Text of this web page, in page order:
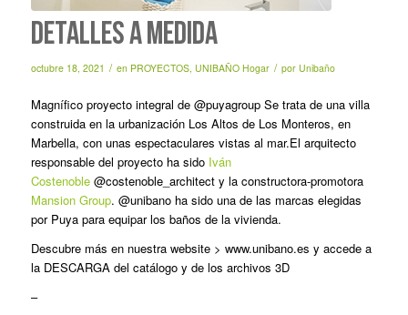
DETALLES A MEDIDA
octubre 18, 2021 / en PROYECTOS, UNIBAÑO Hogar / por Unibaño
Magnífico proyecto integral de @puyagroup Se trata de una villa
construida en la urbanización Los Altos de Los Monteros, en
Marbella, con unas espectaculares vistas al mar.El arquitecto
responsable del proyecto ha sido Iván
Costenoble@costenoble_architect y la constructora-promotora
Mansion Group. @unibano ha sido una de las marcas elegidas
por Puya para equipar los baños de la vivienda.
Descubre más en nuestra website > www.unibano.es y accede a
la DESCARGA del catálogo y de los archivos 3D
–